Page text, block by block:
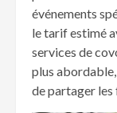
événements
le tarif estimé
services de
plus
de partager les